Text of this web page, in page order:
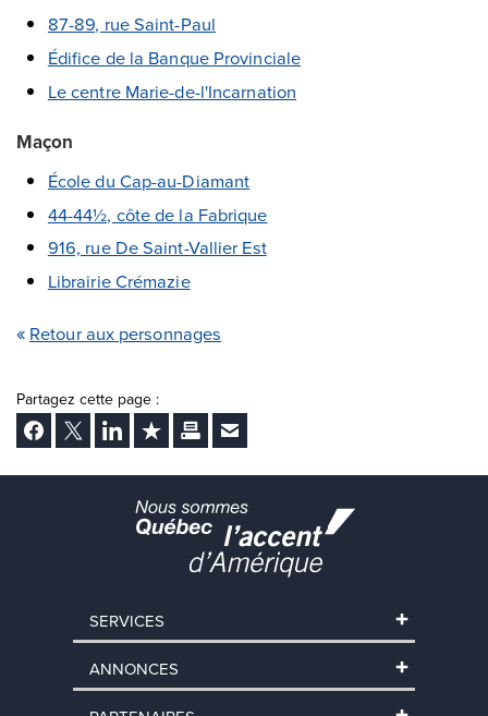
87-89, rue Saint-Paul
Édifice de la Banque Provinciale
Le centre Marie-de-l'Incarnation
Maçon
École du Cap-au-Diamant
44-44½, côte de la Fabrique
916, rue De Saint-Vallier Est
Librairie Crémazie
Retour aux personnages
Partagez cette page :
Facebook
Twitter LinkedInAjouter aux favoris
ImprimerEnvoyer Ã un ami
SERVICES
ANNONCES